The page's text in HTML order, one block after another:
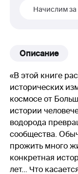
Начислим за
Описание
«В этой книге
исторических
космосе от
истории
водорода
сообщества.
прожить много
конкретная
лет… Что